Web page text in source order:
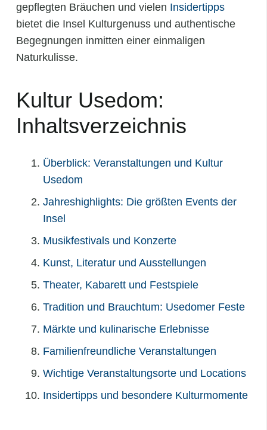
gepflegten Bräuchen und vielen Insidertipps
bietet die Insel Kulturgenuss und authentische
Begegnungen inmitten einer einmaligen
Naturkulisse.
Kultur Usedom:
Inhaltsverzeichnis
Überblick: Veranstaltungen und Kultur
Usedom
Jahreshighlights: Die größten Events der
Insel
Musikfestivals und Konzerte
Kunst, Literatur und Ausstellungen
Theater, Kabarett und Festspiele
Tradition und Brauchtum: Usedomer Feste
Märkte und kulinarische Erlebnisse
Familienfreundliche Veranstaltungen
Wichtige Veranstaltungsorte und Locations
Insidertipps und besondere Kulturmomente